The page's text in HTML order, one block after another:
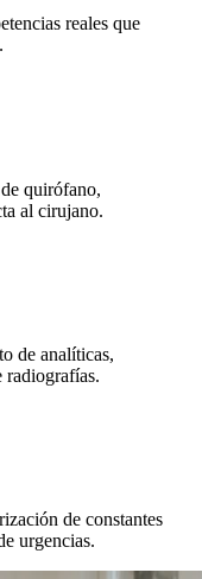
reales que
quirófano,
al cirujano.
de analíticas,
radiografías.
de constantes
urgencias.